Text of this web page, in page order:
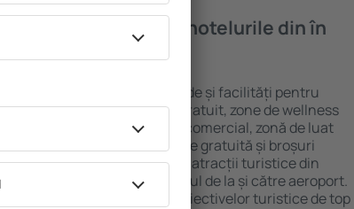
facilităţi voi găsi ȋn hotelurile din în
în Lechaio au diferite standarde și facilități pentru
mai frecvente sunt Wi-Fi gratuit, zone de wellness
bar/seif în cameră, centru comercial, zonă de luat
de joacă pentru copii, parcare gratuită și broșuri
despre cele mai interesante atracții turistice din
proprietăți includ și transferul de la și către aeroport.
încurajează vizitarea obiectivelor turistice de top